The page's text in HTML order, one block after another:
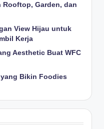
Rooftop, Garden, dan
View Hijau untuk
Kerja
Aesthetic Buat WFC
Bikin Foodies